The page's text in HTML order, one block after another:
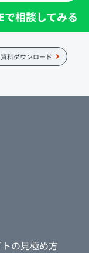
お肉はいろいろと食べ
るところもポイント
で相談してみる
料ダウンロード
の見極め方